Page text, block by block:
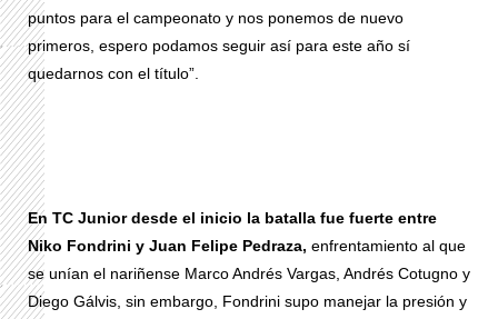
puntos para el campeonato y nos ponemos de nuevo
primeros, espero podamos seguir así para este año sí
quedarnos con el título”.
En TC Junior desde el inicio la batalla fue fuerte entre
Niko Fondrini y Juan Felipe Pedraza, enfrentamiento al que
se unían el nariñense Marco Andrés Vargas, Andrés Cotugno y
Diego Gálvis, sin embargo, Fondrini supo manejar la presión y